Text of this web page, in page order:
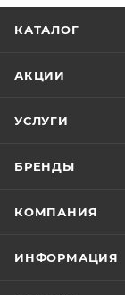
КАТАЛОГ
АКЦИИ
УСЛУГИ
БРЕНДЫ
КОМПАНИЯ
ИНФОРМАЦИЯ